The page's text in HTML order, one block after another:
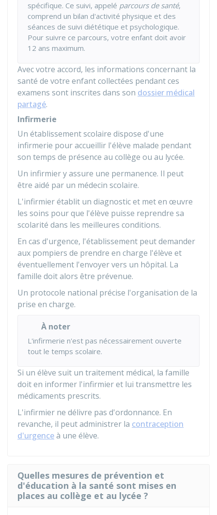
spécifique. Ce suivi, appelé parcours de santé,
comprend un bilan d'activité physique et des
séances de suivi diététique et psychologique.
Pour suivre ce parcours, votre enfant doit avoir
12 ans maximum.
Avec votre accord, les informations concernant la
santé de votre enfant collectées pendant ces
examens sont inscrites dans son dossier médical
partagé.
Infirmerie
Un établissement scolaire dispose d'une
infirmerie pour accueillir l'élève malade pendant
son temps de présence au collège ou au lycée.
Un infirmier y assure une permanence. Il peut
être aidé par un médecin scolaire.
L'infirmier établit un diagnostic et met en œuvre
les soins pour que l'élève puisse reprendre sa
scolarité dans les meilleures conditions.
En cas d'urgence, l'établissement peut demander
aux pompiers de prendre en charge l'élève et
éventuellement l'envoyer vers un hôpital. La
famille doit alors être prévenue.
Un protocole national précise l'organisation de la
prise en charge.
À noter
L'infirmerie n'est pas nécessairement ouverte
tout le temps scolaire.
Si un élève suit un traitement médical, la famille
doit en informer l'infirmier et lui transmettre les
médicaments prescrits.
L'infirmier ne délivre pas d'ordonnance. En
revanche, il peut administrer la contraception
d'urgenceà une élève.
Quelles mesures de prévention et
d'éducation à la santé sont mises en
places au collège et au lycée ?